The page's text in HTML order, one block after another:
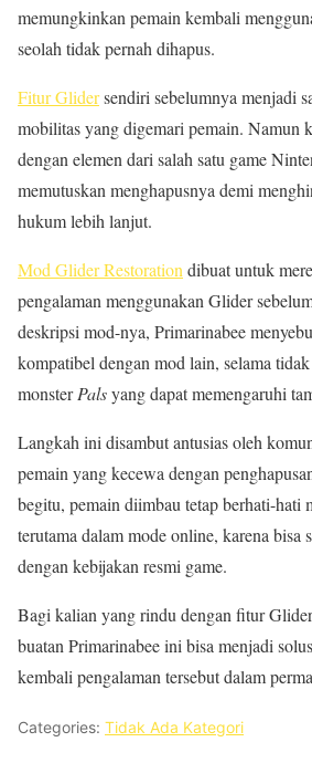
memungkinkan pemain kembali
seolah tidak pernah dihapus.
Fitur Glidersendiri sebelumnya menjadi
mobilitas yang digemari pemain. Namun
dengan elemen dari salah satu game
memutuskan menghapusnya demi
hukum lebih lanjut.
Mod Glider Restoration dibuat untuk
pengalaman menggunakan Glider
deskripsi mod-nya, Primarinabee
kompatibel dengan mod lain, selama
monsterPalsyang dapat memengaruhi
Langkah ini disambut antusias oleh
pemain yang kecewa dengan
begitu, pemain diimbau tetap berhati-hati
terutama dalam mode online, karena bisa
dengan kebijakan resmi game.
Bagi kalian yang rindu dengan fitur
buatan Primarinabee ini bisa menjadi
kembali pengalaman tersebut dalam
Categories: Tidak Ada Kategori